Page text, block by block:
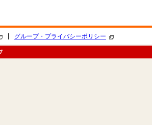
グループ・プライバシーポリシー